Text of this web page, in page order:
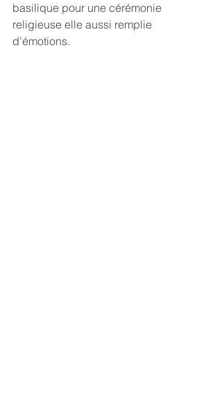
basilique pour une cérémonie
religieuse elle aussi remplie
d'émotions.